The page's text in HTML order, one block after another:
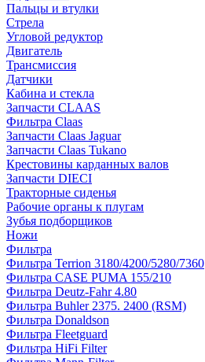
Пальцы и втулки
Стрела
Угловой редуктор
Двигатель
Трансмиссия
Датчики
Кабина и стекла
Запчасти CLAAS
Фильтра Claas
Запчасти Claas Jaguar
Запчасти Claas Tukano
Крестовины карданных валов
Запчасти DIECI
Тракторные сиденья
Рабочие органы к плугам
Зубья подборщиков
Ножи
Фильтра
Фильтра Terrion 3180/4200/5280/7360
Фильтра CASE PUMA 155/210
Фильтра Deutz-Fahr 4.80
Фильтра Buhler 2375. 2400 (RSM)
Фильтра Donaldson
Фильтра Fleetguard
Фильтра HiFi Filter